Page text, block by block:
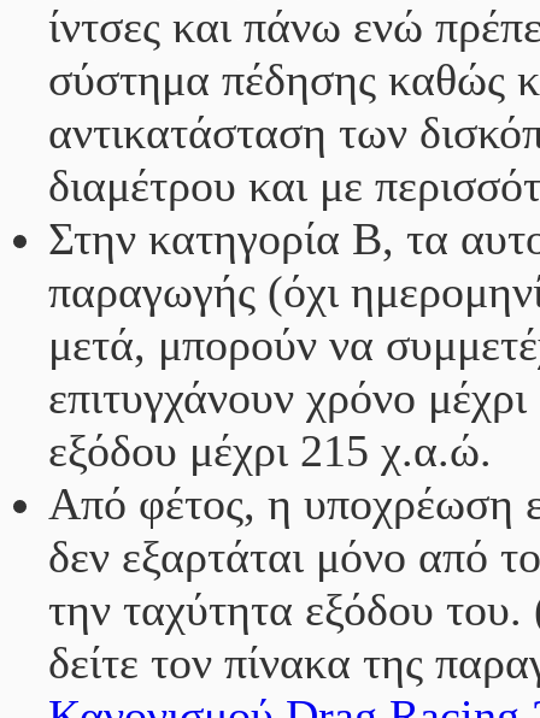
ίντσες και πάνω ενώ
σύστημα πέδησης καθώς
αντικατάσταση των
διαμέτρου και με
Στην κατηγορία Β, τα
παραγωγής (όχι
μετά, μπορούν να
επιτυγχάνουν χρόνο
εξόδου μέχρι 215 χ.α.ώ.
Από φέτος, η υποχρέωση
δεν εξαρτάται μόνο από
την ταχύτητα εξόδου του.
δείτε τον πίνακα της